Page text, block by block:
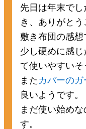
先日は年末で
き、ありがとう
敷き布団の感想
少し硬めに感
て使いやすいそ
またカバーの
良いようです。
まだ使い始め
す。